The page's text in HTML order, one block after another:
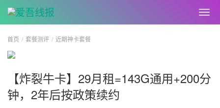
首页 套餐测评 近期神卡套餐
【炸裂牛卡】29月租=143G通用+200分
钟，2年后按政策续约